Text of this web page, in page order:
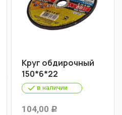
Круг обдирочный
150*6*22
в наличии
104,00 Р